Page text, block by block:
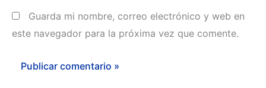
Guarda mi nombre, correo electrónico y web en
este navegador para la próxima vez que comente.